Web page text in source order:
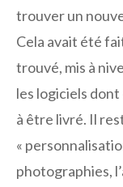
trouver un
Cela avait été
trouvé, mis à
les logiciels
à être livré. Il
«
photographies,